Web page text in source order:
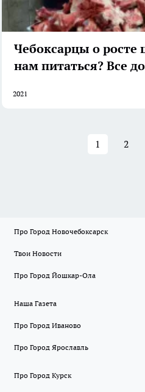
Чебоксарцы о
нам питаться? Все
2021
1 2
Про Город Новочебоксарск
Твои Новости
Про Город Йошкар-Ола
Наша Газета
Про Город Иваново
Про Город Ярославль
Про Город Курск